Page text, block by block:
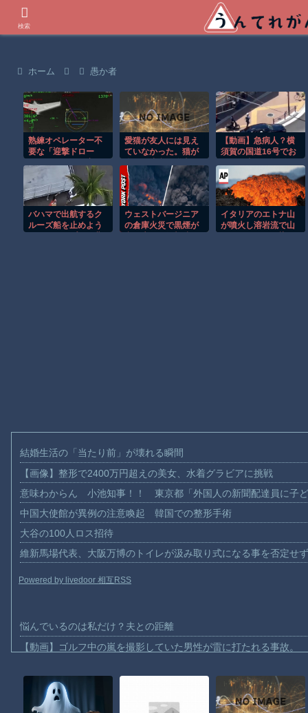
ホーム 愚か者
熟練オペレーター不
要な「迎撃ドロー
了…自らが目標を追
尾する映像公開！
愛猫が友人には見え
ていなかった。猫が
てしまって、必氏に
探したんだけど見付
からなくて本当に心
に穴があいたみたい
に暫く無気力だっ
た。でも数ヶ月
【動画】急病人？横
須賀の国道16号でお
れる。
バハマで出航するク
ルーズ船を止めよう
ウェストバージニア
の倉庫火災で黒煙が
イタリアのエトナ山
が噴火し溶岩流で山
結婚生活の「当たり前」が壊れる瞬間
【画像】整形で2400万円超えの美女、水着グラビアに挑戦
意味わからん 小池知事！！ 東京都「外国人の新聞配達員に子
中国大使館が異例の注意喚起 韓国での整形手術
大谷の100人ロス招待
維新馬場代表、大阪万博のトイレが汲み取り式になる事を否定せ
Powered by livedoor 相互RSS
悩んでいるのは私だけ？夫との距離
【動画】ゴルフ中の嵐を撮影していた男性が雷に打たれる事故。
【動画】これは怖い。三重の国道23号で撮影された避けようがな
【動画】バイクの少年を無理やり止めるパトカーが怖いｗｗｗｗ
検索